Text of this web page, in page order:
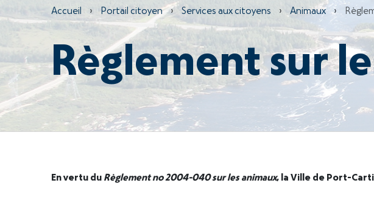
Accueil › Portail citoyen › Services aux citoyens › Animaux ›
Règlement sur
En vertu du Règlement no 2004-040 sur les animaux, la Ville de Port-